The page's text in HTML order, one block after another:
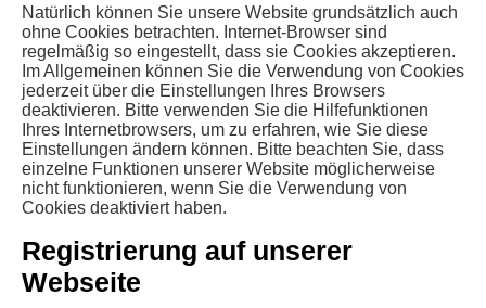
Natürlich können Sie unsere Website grundsätzlich auch
ohne Cookies betrachten. Internet-Browser sind
regelmäßig so eingestellt, dass sie Cookies akzeptieren.
Im Allgemeinen können Sie die Verwendung von Cookies
jederzeit über die Einstellungen Ihres Browsers
deaktivieren. Bitte verwenden Sie die Hilfefunktionen
Ihres Internetbrowsers, um zu erfahren, wie Sie diese
Einstellungen ändern können. Bitte beachten Sie, dass
einzelne Funktionen unserer Website möglicherweise
nicht funktionieren, wenn Sie die Verwendung von
Cookies deaktiviert haben.
Registrierung auf unserer
Webseite